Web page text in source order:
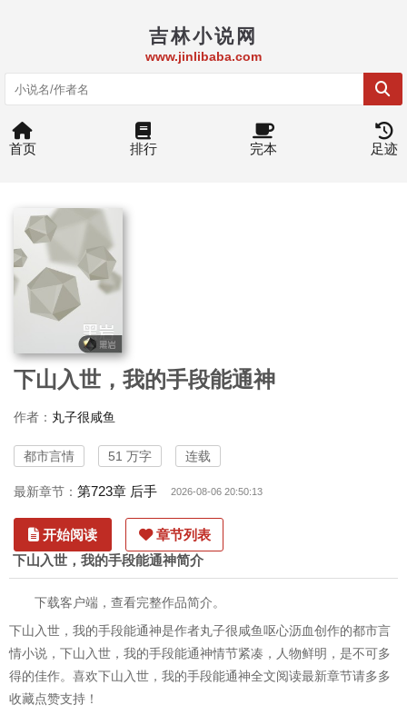
吉林小说网
www.jinlibaba.com
首页 排行 完本 足迹
下山入世，我的手段能通神
作者： 丸子很咸鱼
都市言情 51 万字 连载
最新章节： 第723章 后手 2026-08-06 20:50:13
开始阅读 章节列表
下山入世，我的手段能通神简介
下载客户端，查看完整作品简介。
下山入世，我的手段能通神是作者丸子很咸鱼呕心沥血创作的都市言
情小说，下山入世，我的手段能通神情节紧凑，人物鲜明，是不可多
得的佳作。喜欢下山入世，我的手段能通神全文阅读最新章节请多多
收藏点赞支持！